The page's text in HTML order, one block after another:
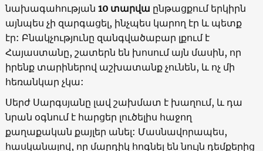
նախագահության 10 տարվա ընթացքում երկիրն
այնպես չի զարգացել, ինչպես կարող էր և պետք
էր: Բնակչությունը զանգվածաբար լքում է
Հայաստանը, շատերն են խոսում այն մասին, որ
իրենք տարիներով աշխատանք չունեն, և ոչ մի
հեռանկար չկա:
Սերժ Սարգսյանը լավ շախմատ է խաղում, և դա
նրան օգնում է հարցեր լուծելիս հաջող
քաղաքական քայլեր անել: Մասնավորապես,
հասկանալով, որ մարդիկ հոգնել են նույն դեմքերից